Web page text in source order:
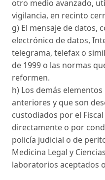
otro medio avanzado,
vigilancia, en recinto
g) El mensaje de datos,
electrónico de datos,
telegrama, telefax o
de 1999 o las normas
reformen.
h) Los demás
anteriores y que son
custodiados por el
directamente o por
policía judicial o de
Medicina Legal y
laboratorios aceptados